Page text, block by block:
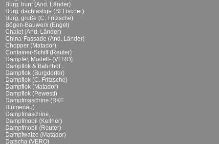
Burg, bunt (And. Länder)
Burg, dachlastige (SFFischer)
Burg, große (C. Fritzsche)
Bögen-Bauwerk (Engel)
Chalet (And. Länder)
China-Fassade (And. Länder)
Chopper (Matador)
Container-Schiff (Reuter)
Dampfer, Modell- (VERO)
Dampflok & Bahnhof...
Dampflok (Burgdorfer)
Dampflok (C. Fritzsche)
Dampflok (Matador)
Dampflok (Pewesti)
Dampfmaschine (BKF
Blumenau)
Dampfmaschine,...
Dampfmobil (Kellner)
Dampfmobil (Reuter)
Dampfwalze (Matador)
Datscha (VERO)